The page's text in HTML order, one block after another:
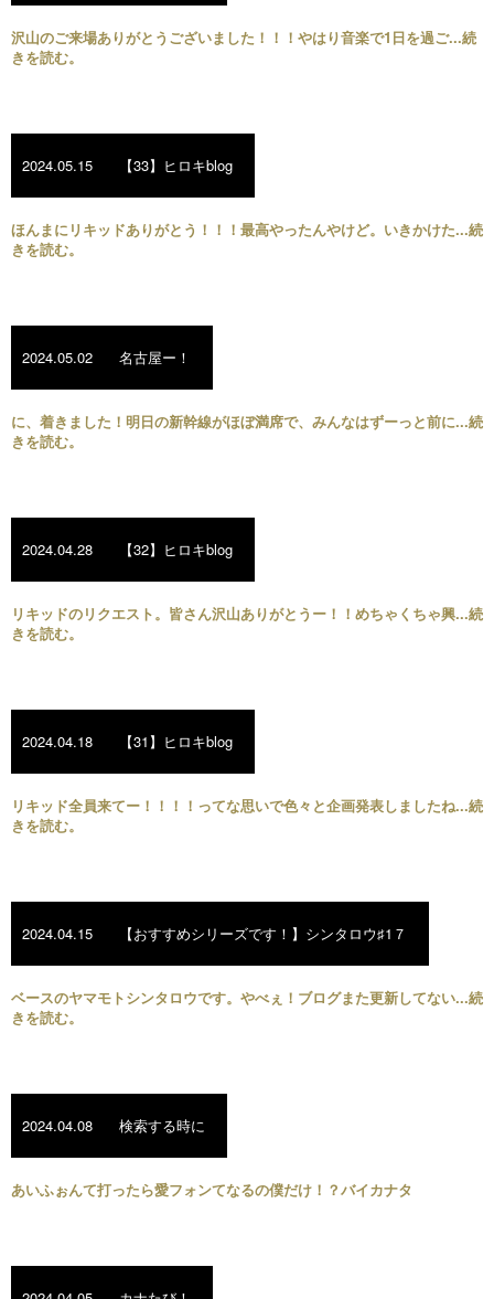
沢山のご来場ありがとうございました！！！やはり音楽で1日を過ご...続
きを読む。
2024.05.15 【33】ヒロキblog
ほんまにリキッドありがとう！！！最高やったんやけど。いきかけた...続
きを読む。
2024.05.02 名古屋ー！
に、着きました！明日の新幹線がほぼ満席で、みんなはずーっと前に...続
きを読む。
2024.04.28 【32】ヒロキblog
リキッドのリクエスト。皆さん沢山ありがとうー！！めちゃくちゃ興...続
きを読む。
2024.04.18 【31】ヒロキblog
リキッド全員来てー！！！！ってな思いで色々と企画発表しましたね...続
きを読む。
2024.04.15 【おすすめシリーズです！】シンタロウ♯1７
ベースのヤマモトシンタロウです。やべぇ！ブログまた更新してない...続
きを読む。
2024.04.08 検索する時に
あいふぉんて打ったら愛フォンてなるの僕だけ！？バイカナタ